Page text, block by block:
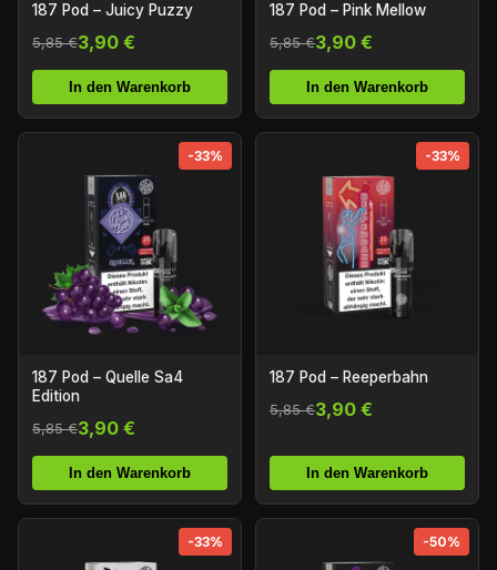
187 Pod – Juicy Puzzy
5,85 €3,90 €
In den Warenkorb
187 Pod – Pink Mellow
5,85 €3,90 €
In den Warenkorb
-33%
187 Pod – Quelle Sa4
Edition
5,85 €3,90 €
In den Warenkorb
-33%
187 Pod – Reeperbahn
5,85 €3,90 €
In den Warenkorb
-33% -50%